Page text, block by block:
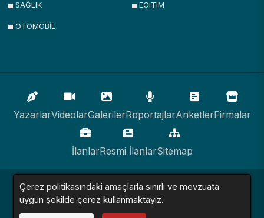
SAĞLIK EGITIM
OTOMOBİL
YazarlarVideolarGalerilerRöportajlarAnketlerFirmalar
İlanlarResmi İlanlarSitemap
Haber Sitesi © 2016 - 2024. Tüm Hakları Saklıdır.
Çerez politikasındaki amaçlarla sınırlı ve mevzuata
uygun şekilde çerez kullanmaktayız.